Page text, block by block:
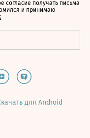
согласие получать письма
и принимаю
для Android